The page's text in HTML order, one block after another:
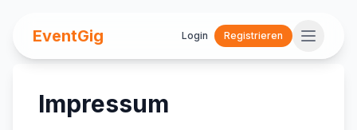
EventGig Login Registrieren
Impressum